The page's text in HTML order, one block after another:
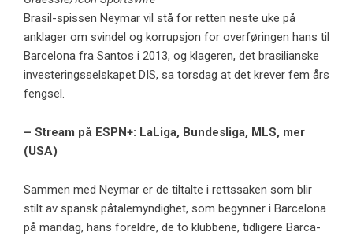
Brasil-spissen Neymar vil stå for retten neste uke på
anklager om svindel og korrupsjon for overføringen hans til
Barcelona fra Santos i 2013, og klageren, det brasilianske
investeringsselskapet DIS, sa torsdag at det krever fem års
fengsel.
– Stream på ESPN+: LaLiga, Bundesliga, MLS, mer
(USA)
Sammen med Neymar er de tiltalte i rettssaken som blir
stilt av spansk påtalemyndighet, som begynner i Barcelona
på mandag, hans foreldre, de to klubbene, tidligere Barca-